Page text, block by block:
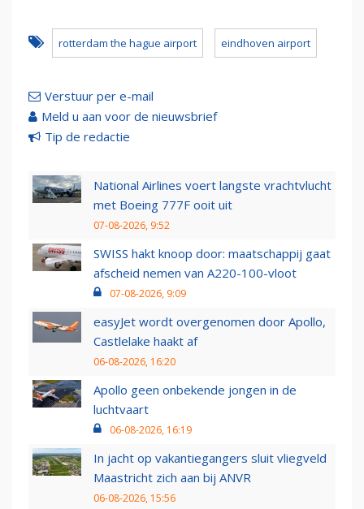
rotterdam the hague airport eindhoven airport
Verstuur per e-mail
Meld u aan voor de nieuwsbrief
Tip de redactie
National Airlines voert langste vrachtvlucht
met Boeing 777F ooit uit
07-08-2026, 9:52
SWISS hakt knoop door: maatschappij gaat
afscheid nemen van A220-100-vloot
07-08-2026, 9:09
easyJet wordt overgenomen door Apollo,
Castlelake haakt af
06-08-2026, 16:20
Apollo geen onbekende jongen in de
luchtvaart
06-08-2026, 16:19
In jacht op vakantiegangers sluit vliegveld
Maastricht zich aan bij ANVR
06-08-2026, 15:56